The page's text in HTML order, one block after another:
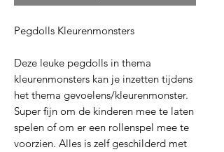
Pegdolls Kleurenmonsters
Deze leuke pegdolls in thema
kleurenmonsters kan je inzetten tijdens
het thema gevoelens/kleurenmonster.
Super fijn om de kinderen mee te laten
spelen of om er een rollenspel mee te
voorzien. Alles is zelf geschilderd met